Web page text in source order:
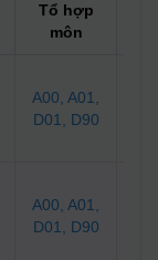
Tổ hợp
môn
A00 , A01
D01
, D90
A00 , A01
D01
, D90